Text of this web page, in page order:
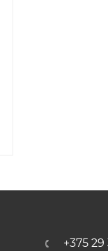
+375 29